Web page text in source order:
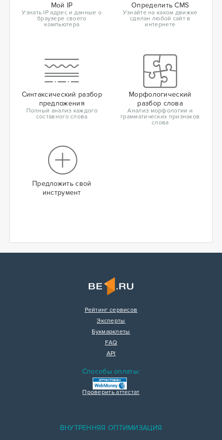
Мой IP
Узнать IP адрес и данные о
браузере своего
компьютера
Определить CMS
Узнайте на каком движке
сделан любой сайт в
интернете
Синтаксический разбор
предложения
Полный анализ каждого
составного слова
Морфологический
разбор слова
Анализ морфологии и
грамматических признаков
слова
Предложить свой
инструмент
Рейтинг сервисов
Эксперты
Букмарклеты
FAQ
API
Способы оплаты:
Проверить аттестат
ВНУТРЕННЯЯ ОПТИМИЗАЦИЯ